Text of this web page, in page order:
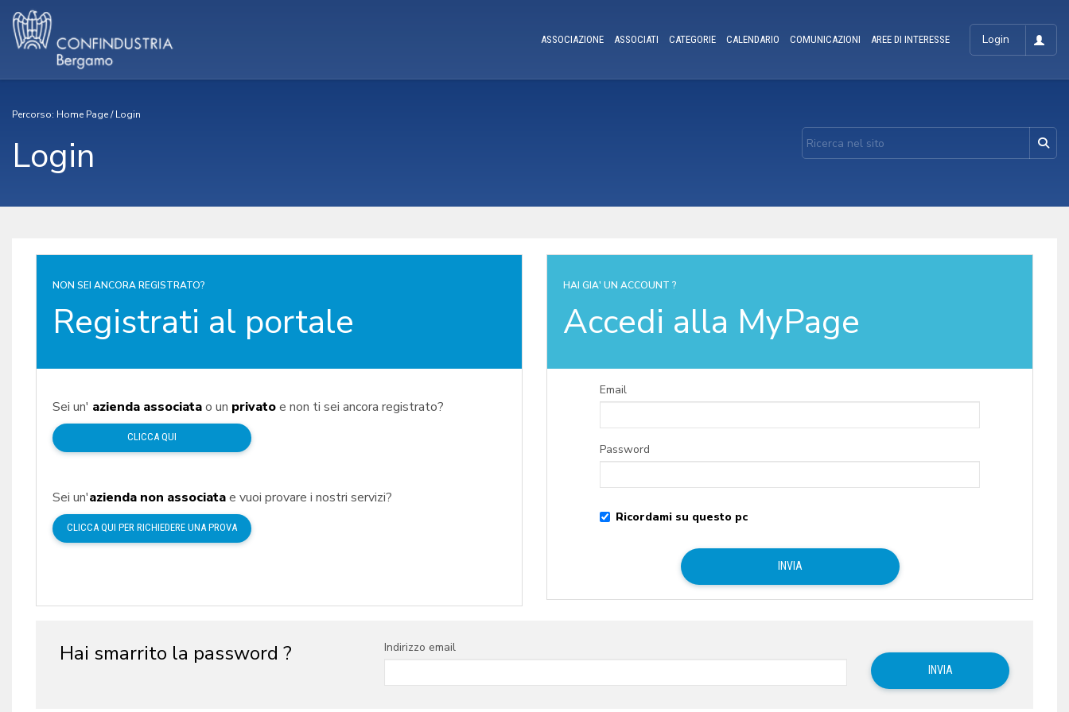
Login
ASSOCIAZIONE ASSOCIATI CATEGORIE CALENDARIO COMUNICAZIONI AREE DI INTERESSE
Percorso: Home Page/Login
Login
NON SEI ANCORA REGISTRATO?
Registrati al portale
Sei un' azienda associatao un privatoe non ti sei ancora registrato?
CLICCA QUI
Sei un'azienda non associatae vuoi provare i nostri servizi?
CLICCA QUI PER RICHIEDERE UNA PROVA
HAI GIA' UN ACCOUNT ?
Accedi alla MyPage
Email
Password
Ricordami su questo pc
Hai smarrito la password ? Indirizzo email